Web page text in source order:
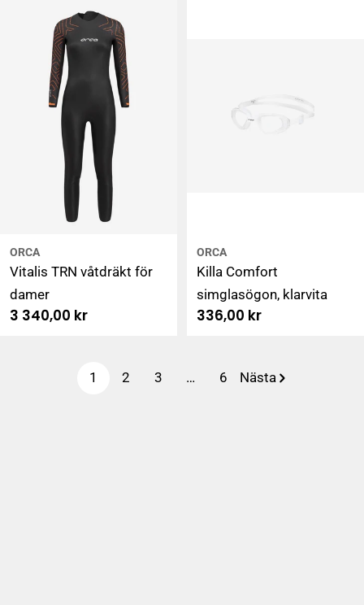
ORCA
Vitalis TRN våtdräkt för
damer
Ordinarie
3 340,00 kr
ORCA
Killa Comfort
simglasögon, klarvita
Ordinarie
336,00 kr
1 2 3 … 6 Nästa